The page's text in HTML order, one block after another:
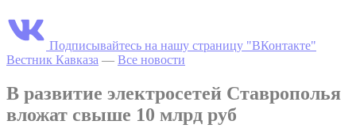
Подписывайтесь на нашу страницу "ВКонтакте"
Вестник Кавказа — Все новости
В развитие электросетей Ставрополья
вложат свыше 10 млрд руб